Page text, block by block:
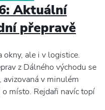
Aktuální
přepravě
okny, ale i v logistice.
z Dálného východu se
avizovaná v minulém
místo. Rejdaři navíc topí